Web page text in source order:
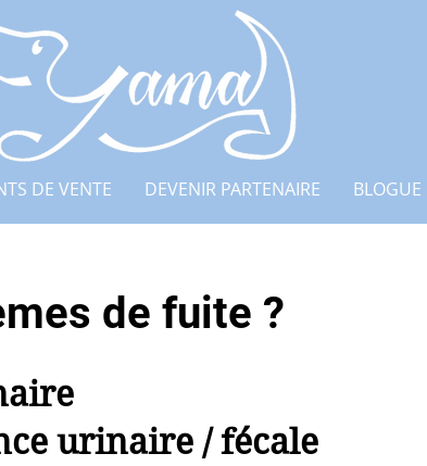
DE VENTE DEVENIR PARTENAIRE BLOGUE
de fuite ?
urinaire / fécale